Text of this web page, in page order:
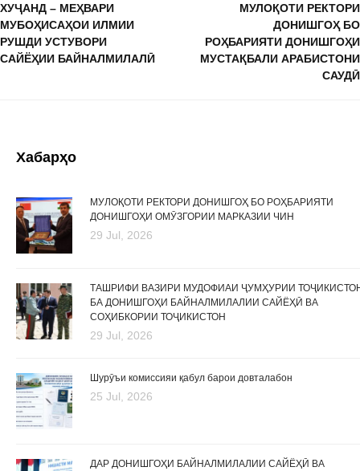
ХУҶАНД – МЕҲВАРИ
МУБОҲИСАҲОИ ИЛМИИ
РУШДИ УСТУВОРИ
САЙЁҲИИ БАЙНАЛМИЛАЛӢ
МУЛОҚОТИ РЕКТОРИ
ДОНИШГОҲ БО
РОҲБАРИЯТИ ДОНИШГОҲИ
МУСТАҚБАЛИ АРАБИСТОНИ
САУДӢ
Хабарҳо
МУЛОҚОТИ РЕКТОРИ ДОНИШГОҲ БО РОҲБАРИЯТИ
ДОНИШГОҲИ ОМӮЗГОРИИ МАРКАЗИИ ЧИН
29 Jul, 2026
ТАШРИФИ ВАЗИРИ МУДОФИАИ ҶУМҲУРИИ
БА ДОНИШГОҲИ БАЙНАЛМИЛАЛИИ САЙЁҲӢ ВА
СОҲИБКОРИИ ТОҶИКИСТОН
29 Jul, 2026
Шурӯъи комиссияи қабул барои довталабон
25 Jul, 2026
ДАР ДОНИШГОҲИ БАЙНАЛМИЛАЛИИ САЙЁҲӢ ВА